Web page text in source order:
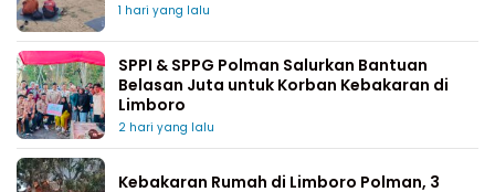
1 hari yang lalu
SPPI & SPPG Polman Salurkan Bantuan
Belasan Juta untuk Korban Kebakaran di
Limboro
2 hari yang lalu
Kebakaran Rumah di Limboro Polman, 3